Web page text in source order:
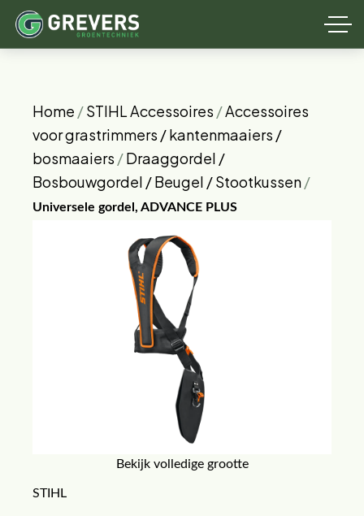
Home /STIHL Accessoires /Accessoires
voor grastrimmers / kantenmaaiers /
bosmaaiers /Draaggordel /
Bosbouwgordel / Beugel / Stootkussen/
Universele gordel, ADVANCE PLUS
Bekijk volledige grootte
STIHL